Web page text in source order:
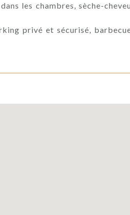
les chambres, sèche-
privé et sécurisé,